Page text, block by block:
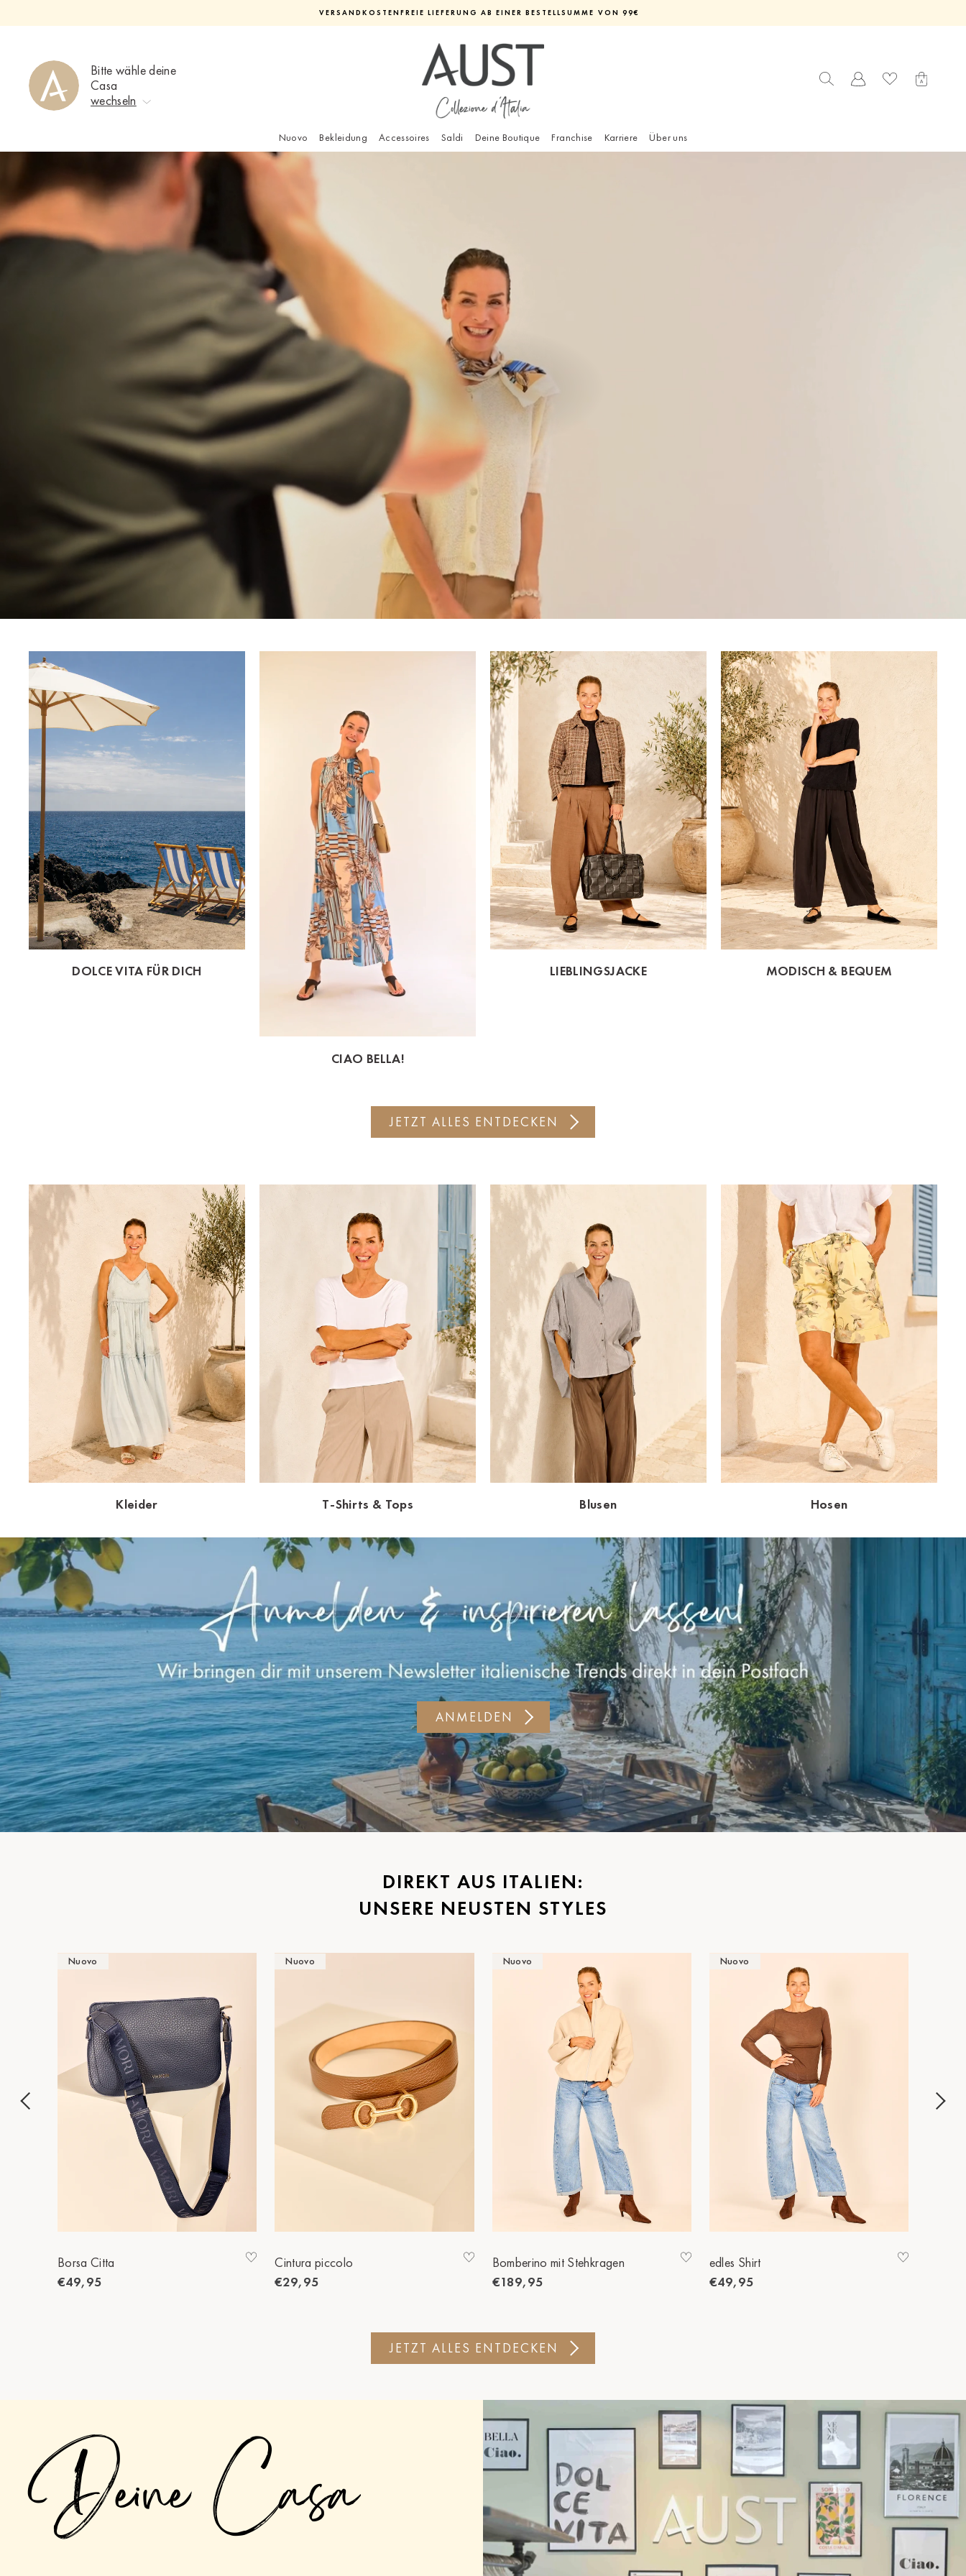
zum
pausieren
VERSANDKOSTENFREIE LIEFERUNG AB EINER BESTELLSUMME VON 99€
Bitte wähle deine
Casa
wechseln
Ahrweiler
Bad Zwischenahn
Baden-Baden
Dortmund-Hombruch
Düsseldorf-Benrath
HH-AEZ
HH-EEZ
HH-Eppendorf
HH-Hanseviertel
HH-Wandsbek
Innsbruck
Kiel-CittiPark
Krems
Leipzig
Linz
Lübeck
Münster
Oldenburg
Potsdam
Rostock
Wustrow
Zwettl
Nuovo Bekleidung Accessoires Saldi Deine Boutique Franchise Karriere Über uns
DOLCE VITA FÜR DICH
CIAO BELLA!
LIEBLINGSJACKE MODISCH & BEQUEM
JETZT ALLES ENTDECKEN
Kleider T-Shirts & Tops Blusen Hosen
ANMELDEN
DIREKT AUS ITALIEN:
UNSERE NEUSTEN STYLES
Nuovo
Borsa Citta
€49,95
Nuovo
Cintura piccolo
€29,95
Nuovo
Bomberino mit Stehkragen
€189,95
Nuovo
edles Shirt
€49,95
JETZT ALLES ENTDECKEN
Deine Casa